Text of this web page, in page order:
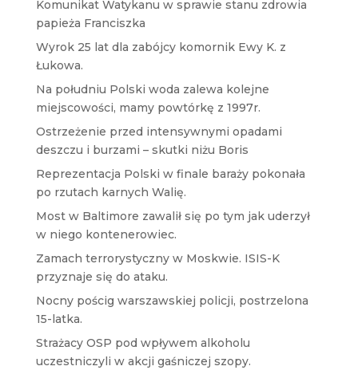
Komunikat Watykanu w sprawie stanu zdrowia
papieża Franciszka
Wyrok 25 lat dla zabójcy komornik Ewy K. z
Łukowa.
Na południu Polski woda zalewa kolejne
miejscowości, mamy powtórkę z 1997r.
Ostrzeżenie przed intensywnymi opadami
deszczu i burzami – skutki niżu Boris
Reprezentacja Polski w finale baraży pokonała
po rzutach karnych Walię.
Most w Baltimore zawalił się po tym jak uderzył
w niego kontenerowiec.
Zamach terrorystyczny w Moskwie. ISIS-K
przyznaje się do ataku.
Nocny pościg warszawskiej policji, postrzelona
15-latka.
Strażacy OSP pod wpływem alkoholu
uczestniczyli w akcji gaśniczej szopy.